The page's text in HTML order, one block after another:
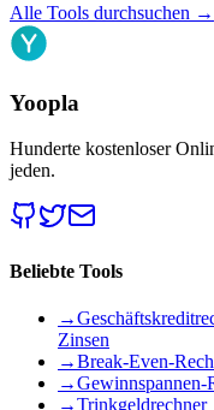
Alle Tools durchsuchen →
Yoopla
Hunderte kostenloser
jeden.
Beliebte Tools
→
Zinsen
→Break-Even-
→Gewinnspannen-
→Trinkgeldrechner